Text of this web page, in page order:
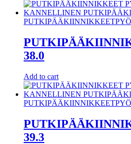
PUTKIPÄÄKIINNIKKEET
38.0
Add to cart
PUTKIPÄÄKIINNIKKEET
39.3